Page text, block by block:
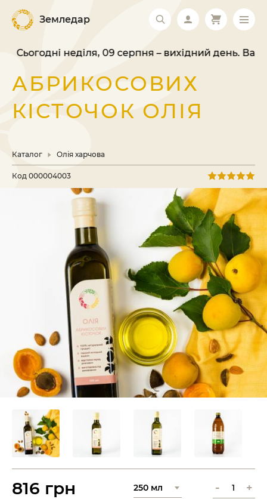
Земледар
Сьогодні неділя, 09 серпня – вихідний день.
АБРИКОСОВИХ
КІСТОЧОК ОЛІЯ
Каталог Олія харчова
Код 000004003
816 грн - +